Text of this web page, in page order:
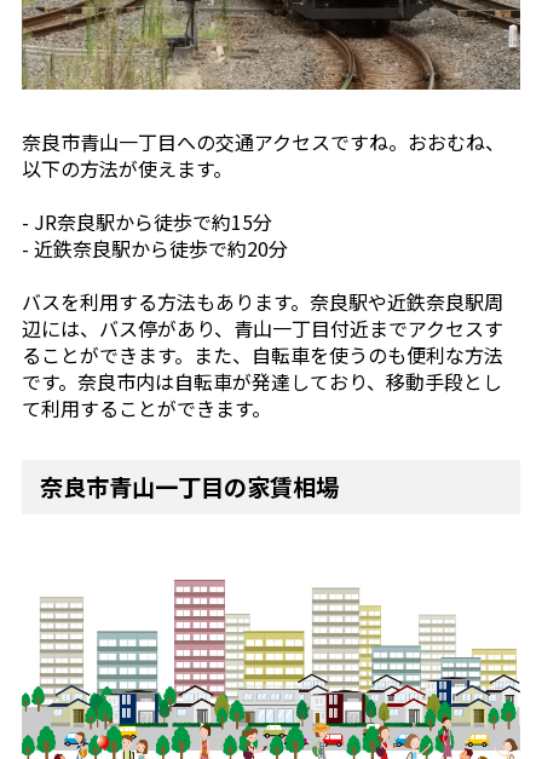
奈良市青山一丁目への交通アクセスですね。おおむね、
以下の方法が使えます。
- JR奈良駅から徒歩で約15分
- 近鉄奈良駅から徒歩で約20分
バスを利用する方法もあります。奈良駅や近鉄奈良駅周
辺には、バス停があり、青山一丁目付近までアクセスす
ることができます。また、自転車を使うのも便利な方法
です。奈良市内は自転車が発達しており、移動手段とし
て利用することができます。
奈良市青山一丁目の家賃相場